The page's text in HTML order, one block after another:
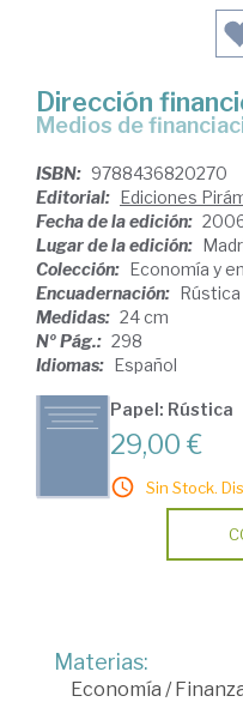
Dirección
medios de
ISBN: 9788436820270
Editorial: Ediciones
Fecha de la edición:
Lugar de la edición:
Colección: Economía y
Encuadernación: Rústica
Medidas: 24 cm
Nº Pág.: 298
Idiomas: Español
Papel: Rústica
29,00 €
Sin Stock.
Materias:
Economía /